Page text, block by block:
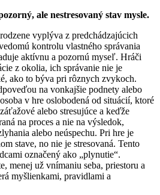
ale nestresovaný stav mysle.
vyplýva z predchádzajúcich
kontrolu vlastného správania
aktívnu a pozornú myseľ. Hráči
z okolia, ich správanie nie je
ako to býva pri rôznych zvykoch.
na vonkajšie podnety alebo
v hre oslobodená od situácií, ktoré
alebo stresujúce a keďže
na proces a nie na výsledok,
alebo neúspechu. Pri hre je
stave, no nie je stresovaná. Tento
označený ako „plynutie“.
menej už vnímaniu seba, priestoru a
myšlienkami, pravidlami a